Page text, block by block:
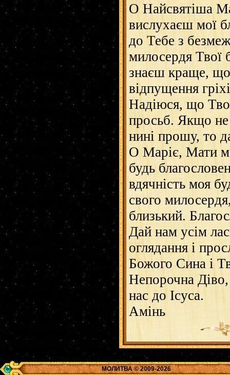
О Найсвятіша
вислухаєш мої
до Тебе з
милосердя Твої
знаєш краще, що
відпущення
Надіюся, що
просьб. Якщо не
нині прошу, то
О Маріє, Мати
будь
вдячність моя
свого
близький.
Дай нам усім
оглядання і
Божого Сина і
Непорочна
нас до Ісуса.
Амінь
МОЛИТВА © 2009-2026